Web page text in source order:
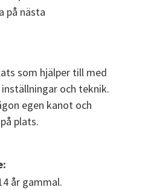
på nästa
som hjälper till med
och teknik.
egen kanot och
plats.
år gammal.